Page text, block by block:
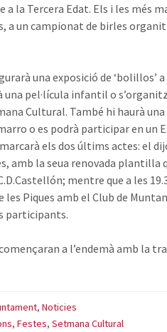
la Tercera Edat. Els i les més
a un campionat de birles
una exposició de ‘bolillos’
una pel·lícula infantil o
Cultural. També hi haurà
o es podrà participar en un
els dos últims actes: el
amb la seua renovada plantilla
mentre que a les
les Piques amb el Club de
participants.
a l’endemà amb la
,Noticies
,Festes,Setmana Cultural